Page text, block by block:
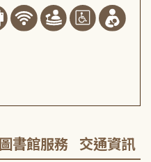
圖書館服務 交通資訊